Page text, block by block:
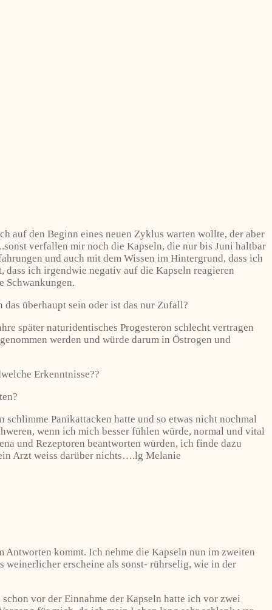
auf den Beginn eines neuen Zyklus warten wollte, der aber
verfallen mir noch die Kapseln, die nur bis Juni haltbar
und auch mit dem Wissen im Hintergrund, dass ich
dass ich irgendwie negativ auf die Kapseln reagieren
Schwankungen.
das überhaupt sein oder ist das nur Zufall?
später naturidentisches Progesteron schlecht vertragen
werden und würde darum in Östrogen und
Erkenntnisse??
Panikattacken hatte und so etwas nicht nochmal
wenn ich mich besser fühlen würde, normal und vital
und Rezeptoren beantworten würden, ich finde dazu
Arzt weiss darüber nichts….lg Melanie
Antworten kommt. Ich nehme die Kapseln nun im zweiten
erscheine als sonst- rührselig, wie in der
vor der Einnahme der Kapseln hatte ich vor zwei